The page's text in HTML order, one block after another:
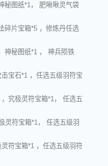
秘图纸*1， 肥啾啾灵气袋
碎片宝箱*5 ，修炼丹任选
神秘图纸*1 ， 神兵陨铁
宝石*1 ，任选五级羽符宝
究极灵符宝箱*1， 任选五
灵符宝箱*1， 任选五级羽
符宝箱*1 ，任选五级羽符